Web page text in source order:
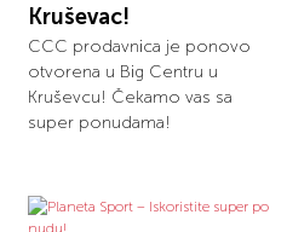
Kruševac!
CCC prodavnica je ponovo
otvorena u Big Centru u
Kruševcu! Čekamo vas sa
super ponudama!